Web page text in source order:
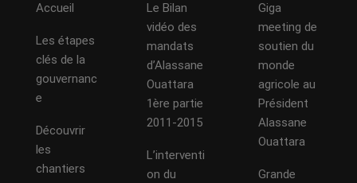
Accueil
Les étapes
clés de la
gouvernanc
e
Découvrir
les
chantiers
Le Bilan
vidéo des
mandats
d’Alassane
Ouattara
1ère partie
2011-2015
L’interventi
on du
Giga
meeting de
soutien du
monde
agricole au
Président
Alassane
Ouattara
Grande